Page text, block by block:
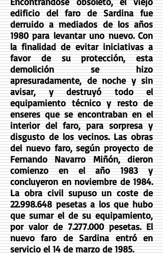
edificio del faro de Sardina fue
derruido a mediados de los años
1980 para levantar uno nuevo. Con
la finalidad de evitar iniciativas a
favor de su protección, esta
demolición se hizo
apresuradamente, de noche y sin
avisar, y destruyó todo el
equipamiento técnico y resto de
enseres que se encontraban en el
interior del faro, para sorpresa y
disgusto de los vecinos. ​Las obras
del nuevo faro, según proyecto de
Fernando Navarro Miñón, dieron
comienzo en el año 1983 y
concluyeron en noviembre de 1984.
La obra civil supuso un coste de
22.998.648 pesetas a los que hubo
que sumar el de su equipamiento,
por valor de 7.277.000 pesetas. El
nuevo faro de Sardina entró en
servicio el 14 de marzo de 1985.